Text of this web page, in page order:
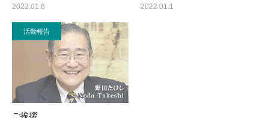
2022.01.6 2022.01.1
活動報告
ご挨拶